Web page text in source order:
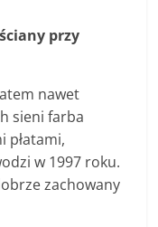
przy
nawet
sieni farba
płatami,
w 1997 roku.
zachowany